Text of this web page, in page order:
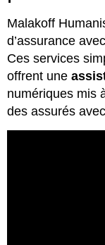
Malakoff
d’assurance
Ces services
offrent une
numériques mis
des assurés